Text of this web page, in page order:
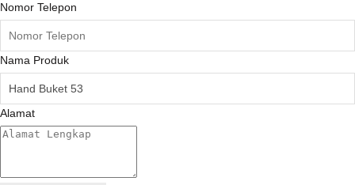
Nomor Telepon
Nama Produk
Alamat